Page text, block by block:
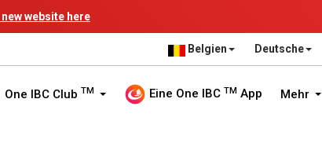
website here
Belgien Deutsche
One IBC Club TM Eine One IBC TM App Mehr